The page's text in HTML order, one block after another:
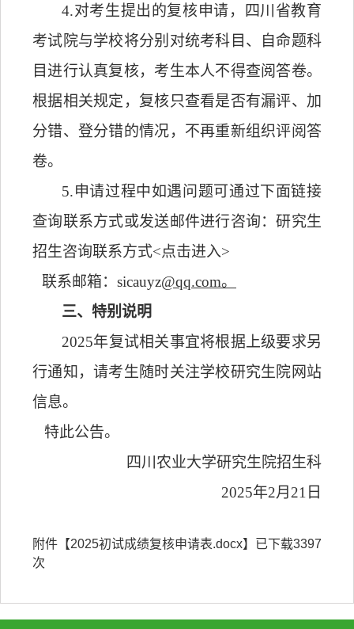
4.对考生提出的复核申请，四川省教育
考试院与学校将分别对统考科目、自命题科
目进行认真复核，考生本人不得查阅答卷。
根据相关规定，复核只查看是否有漏评、加
分错、登分错的情况，不再重新组织评阅答
卷。
5.申请过程中如遇问题可通过下面链接
查询联系方式或发送邮件进行咨询：研究生
招生咨询联系方式<点击进入>
联系邮箱： sicauyz@qq.com。
三、 特别说明
2025年复试相关事宜将根据上级要求另
行通知，请考生随时关注学校研究生院网站
信息。
特此公告。
四川农业大学研究生院招生科
2025年2月 21 日
附件【2025初试成绩复核申请表.docx】已下载3397
次